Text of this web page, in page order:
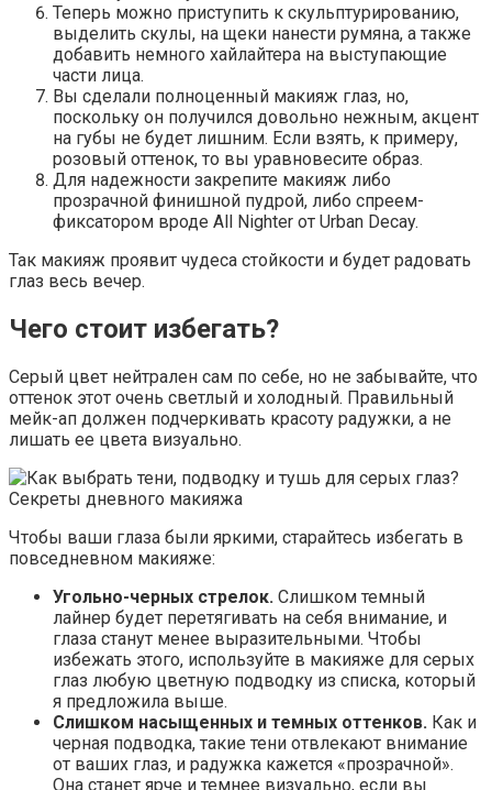
Теперь можно приступить к скульптурированию,
выделить скулы, на щеки нанести румяна, а также
добавить немного хайлайтера на выступающие
части лица.
Вы сделали полноценный макияж глаз, но,
поскольку он получился довольно нежным, акцент
на губы не будет лишним. Если взять, к примеру,
розовый оттенок, то вы уравновесите образ.
Для надежности закрепите макияж либо
прозрачной финишной пудрой, либо спреем-
фиксатором вроде All Nighter от Urban Decay.
Так макияж проявит чудеса стойкости и будет радовать
глаз весь вечер.
Чего стоит избегать?
Серый цвет нейтрален сам по себе, но не забывайте, что
оттенок этот очень светлый и холодный. Правильный
мейк-ап должен подчеркивать красоту радужки, а не
лишать ее цвета визуально.
Чтобы ваши глаза были яркими, старайтесь избегать в
повседневном макияже:
Угольно-черных стрелок. Слишком темный
лайнер будет перетягивать на себя внимание, и
глаза станут менее выразительными. Чтобы
избежать этого, используйте в макияже для серых
глаз любую цветную подводку из списка, который
я предложила выше.
Слишком насыщенных и темных оттенков. Как и
черная подводка, такие тени отвлекают внимание
от ваших глаз, и радужка кажется «прозрачной».
Она станет ярче и темнее визуально, если вы